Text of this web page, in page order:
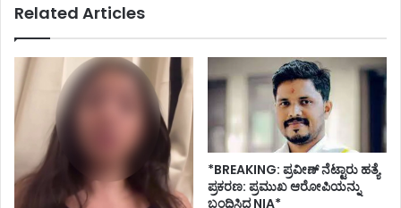
ಪ
ಬೆ
ಳ
ಮ
Related Articles
*BREAKING: ಪ್ರವೀಣ್ ನೆಟ್ಟಾರು ಹತ್ಯೆ
ಪ್ರಕರಣ: ಪ್ರಮುಖ ಆರೋಪಿಯನ್ನು
ಬಂಧಿಸಿದ NIA*